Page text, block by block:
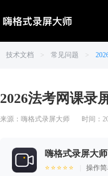
技术文档 > 常见问题 >
2026法考网课录
来源： 嗨格式录屏大师 时间：
嗨格式录屏大师
⭐⭐⭐⭐⭐ 操作